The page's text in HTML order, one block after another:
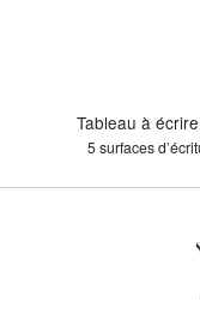
Tableau à
5 surfaces